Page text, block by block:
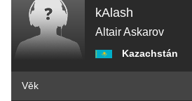
kAlash
Altair Askarov
Kazachstán
Věk